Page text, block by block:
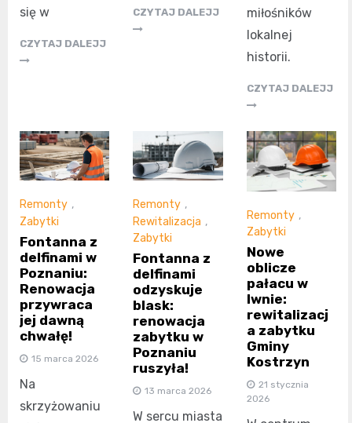
się w
CZYTAJ DALEJJ
CZYTAJ DALEJJ
miłośników
lokalnej
historii.
CZYTAJ DALEJJ
Remonty ,
Zabytki
Fontanna z
delfinami w
Poznaniu:
Renowacja
przywraca
jej dawną
chwałę!
15 marca 2026
Na
skrzyżowaniu
Remonty ,
Rewitalizacja ,
Zabytki
Fontanna z
delfinami
odzyskuje
blask:
renowacja
zabytku w
Poznaniu
ruszyła!
13 marca 2026
W sercu miasta
Remonty ,
Zabytki
Nowe
oblicze
pałacu w
Iwnie:
rewitalizacj
a zabytku
Gminy
Kostrzyn
21 stycznia
2026